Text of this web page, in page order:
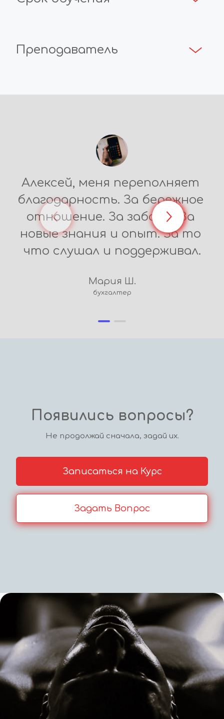
Преподаватель
Алексей, меня переполняет
благодарность. За бережное
отношение. За заботу. За
новые знания и опыт. За то
что слушал и поддерживал.
Мария Ш.
бухгалтер
Появились вопросы?
Не продолжай сначала, задай их.
Записаться на Курс
Задать Вопрос